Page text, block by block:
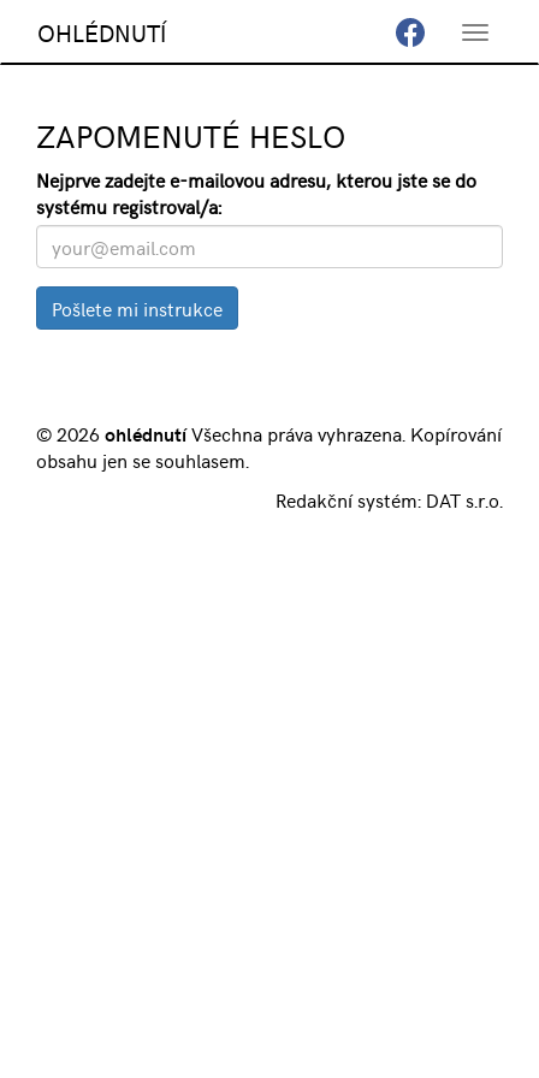
Toggle
OHLÉDNUTÍ
ZAPOMENUTÉ HESLO
Nejprve zadejte e-mailovou adresu, kterou jste se do
systému registroval/a:
© 2026ohlédnutíVšechna práva vyhrazena. Kopírování
obsahu jen se souhlasem.
Redakční systém: DAT s.r.o.